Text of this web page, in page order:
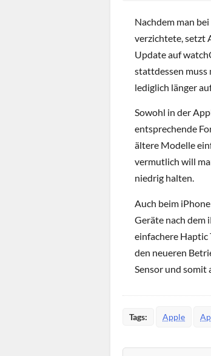
Nachdem man
verzichtete, setzt
Update auf
stattdessen muss
lediglich länger
Sowohl in der
entsprechende
ältere Modelle
vermutlich will
niedrig halten.
Auch beim
Geräte nach dem
einfachere Haptic
den neueren
Sensor und somit
Tags: Apple